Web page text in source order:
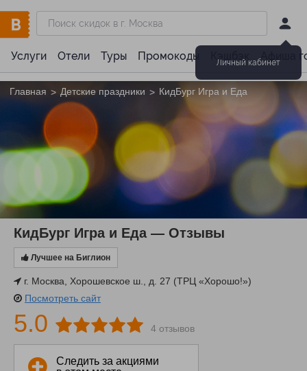
Личный кабинет
Услуги Отели Туры Промокоды Кэшбэк Афиша
Главная > Детские праздники > КидБург Игра и Еда
КидБург Игра и Еда — Отзывы
Лучшее на Биглион
г. Москва, Хорошевское ш., д. 27 (ТРЦ «Хорошо!»)
Посмотреть сайт
5.0 4 отзывов
Следить за акциями